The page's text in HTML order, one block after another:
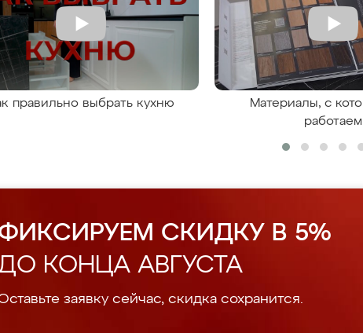
правильно выбрать кухню
Материалы, с
работаем
СКИДКУ В 5%
КОНЦА АВГУСТА
заявку сейчас, скидка сохранится.